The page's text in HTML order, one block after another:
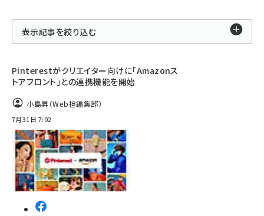
表示記事を絞り込む
Pinterestがクリエイター向けに「Amazonス
トアフロント」との連携機能を開始
小島昇（Web担編集部）
7月31日 7:02